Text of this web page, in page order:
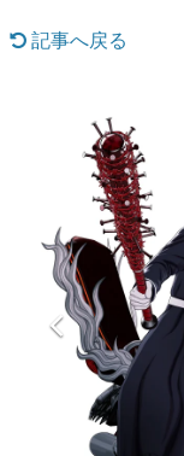
アプリレビュー
その他
電ファミニコゲー
運営：株式会社マレ
記事へ戻る